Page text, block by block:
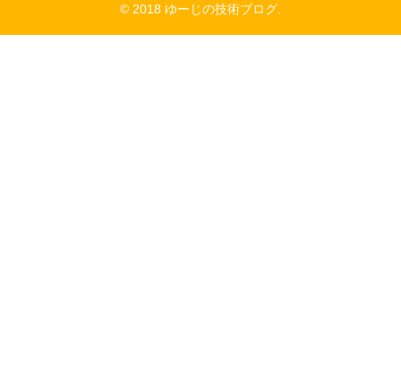
© 2018 ゆーじの技術ブログ.